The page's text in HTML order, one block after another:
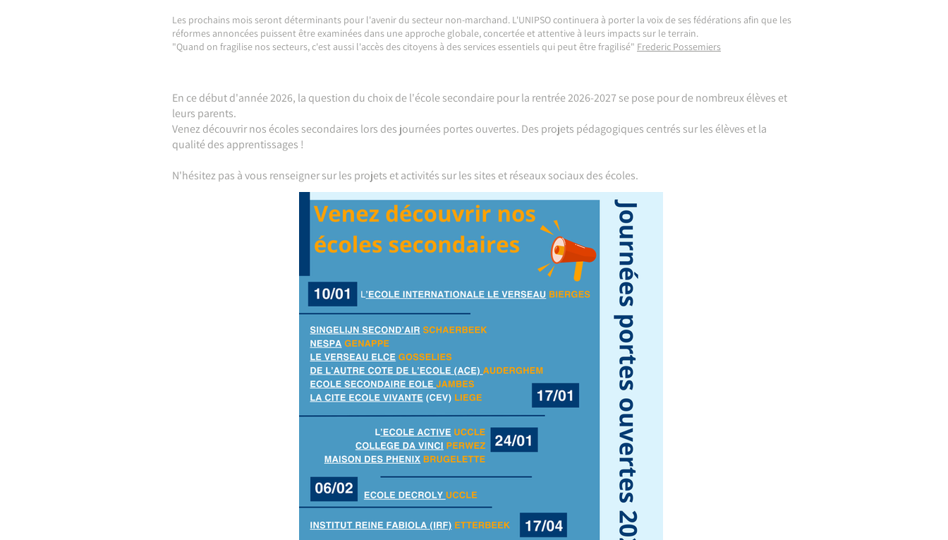
Les prochains mois seront déterminants pour l'avenir du secteur non-marchand. L'UNIPSO continuera à porter la voix de ses fédérations afin que les
réformes annoncées puissent être examinées dans une approche globale, concertée et attentive à leurs impacts sur le terrain.
"Quand on fragilise nos secteurs, c'est aussi l'accès des citoyens à des services essentiels qui peut être fragilisé" Frederic Possemiers
En ce début d'année 2026, la question du choix de l'école secondaire pour la rentrée 2026-2027 se pose pour de nombreux élèves et
leurs parents.
Venez découvrir nos écoles secondaires lors des journées portes ouvertes. Des projets pédagogiques centrés sur les élèves et la
qualité des apprentissages !
N'hésitez pas à vous renseigner sur les projets et activités sur les sites et réseaux sociaux des écoles.